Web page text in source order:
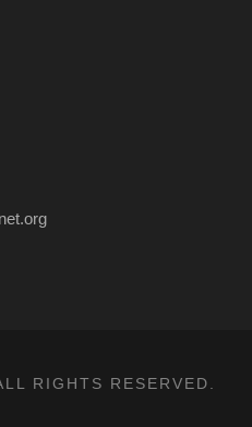
RIGHTS RESERVED.